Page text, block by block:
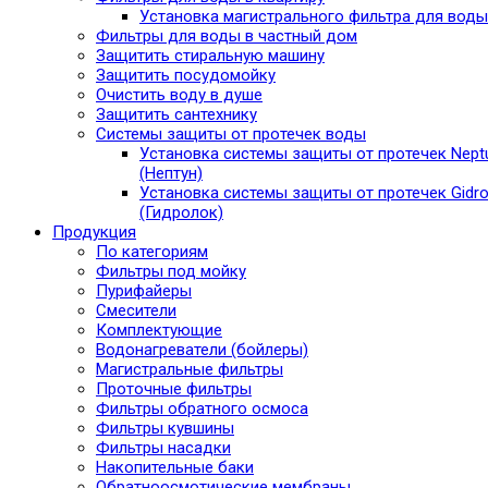
Установка магистрального фильтра для воды
Фильтры для воды в частный дом
Защитить стиральную машину
Защитить посудомойку
Очистить воду в душе
Защитить сантехнику
Системы защиты от протечек воды
Установка системы защиты от протечек
(Нептун)
Установка системы защиты от протечек
(Гидролок)
Продукция
По категориям
Фильтры под мойку
Пурифайеры
Смесители
Комплектующие
Водонагреватели (бойлеры)
Магистральные фильтры
Проточные фильтры
Фильтры обратного осмоса
Фильтры кувшины
Фильтры насадки
Накопительные баки